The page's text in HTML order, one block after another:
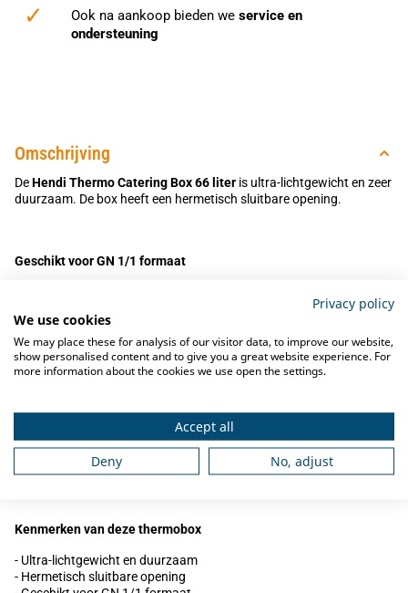
✓ Ook na aankoop bieden we service en
ondersteuning
Omschrijving
DeHendi Thermo Catering Box 66 liter is ultra-lichtgewicht en zeer
duurzaam. De box heeft een hermetisch sluitbare opening.
Geschikt voor GN 1/1 formaat
groeven met een tussenruimte van 65mm, waar GN containers in
geschoven kunnen worden
De hoge stapelranden zijn voorzien van een vergrendeld profiel en
garanderen stabiel stapelen van meerdere boxen zonder
verschuiven. De boxen passen precies op Euro pallets (4 boxen per
Kenmerken van deze thermobox
- Ultra-lichtgewicht en duurzaam
- Hermetisch sluitbare opening
Privacy policy
We use cookies
We may place these for analysis of our visitor data, to improve our website,
show personalised content and to give you a great website experience. For
more information about the cookies we use open the settings.
Accept all
Deny
No, adjust